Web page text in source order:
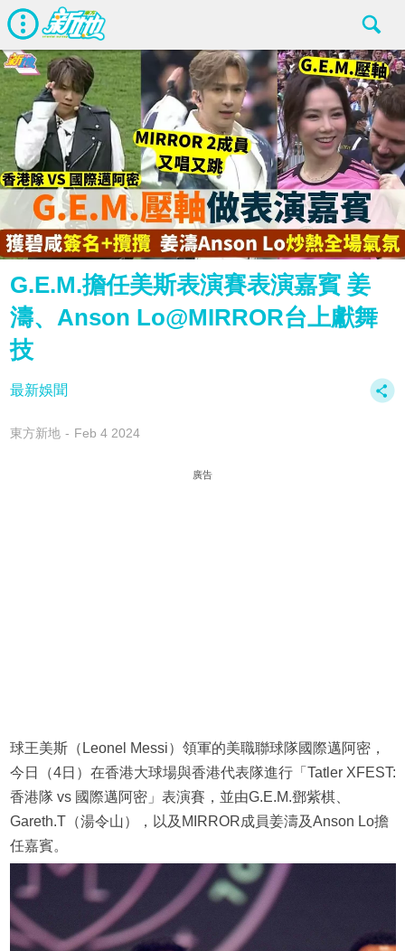
G.E.M.擔任美斯表演賽表演嘉賓 姜
濤、Anson Lo@MIRROR台上獻舞
技
最新娛聞
東方新地 Feb 4 2024
廣告
球王美斯（Leonel Messi）領軍的美職聯球隊國際邁阿密，
今日（4日）在香港大球場與香港代表隊進行「Tatler XFEST:
香港隊 vs 國際邁阿密」表演賽，並由G.E.M.鄧紫棋、
Gareth.T（湯令山），以及MIRROR成員姜濤及Anson Lo擔
任嘉賓。